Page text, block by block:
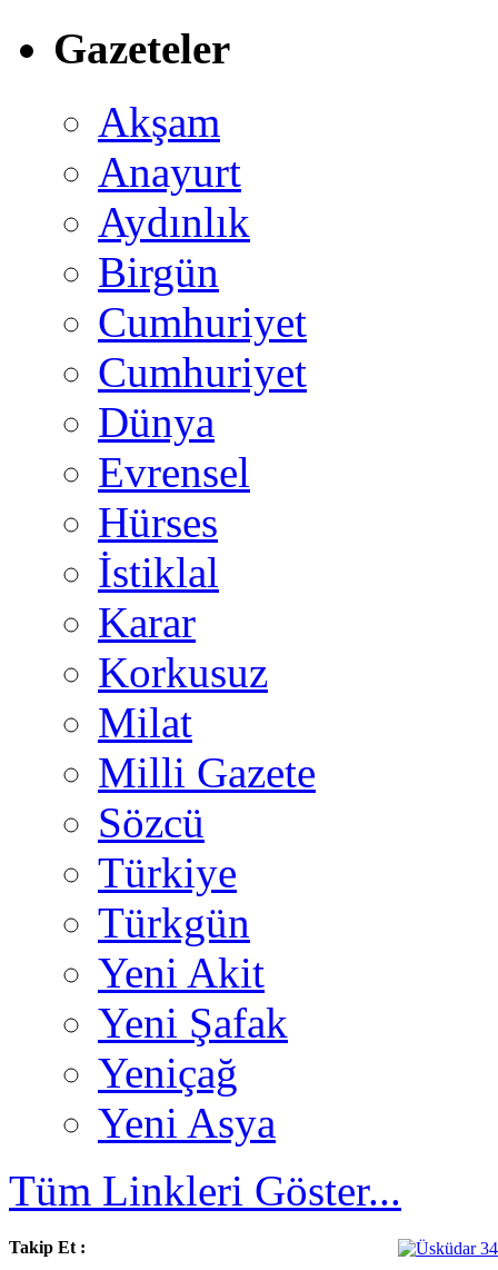
Gazeteler
Akşam
Anayurt
Aydınlık
Birgün
Cumhuriyet
Cumhuriyet
Dünya
Evrensel
Hürses
İstiklal
Karar
Korkusuz
Milat
Milli Gazete
Sözcü
Türkiye
Türkgün
Yeni Akit
Yeni Şafak
Yeniçağ
Yeni Asya
Tüm Linkleri Göster...
Takip Et :